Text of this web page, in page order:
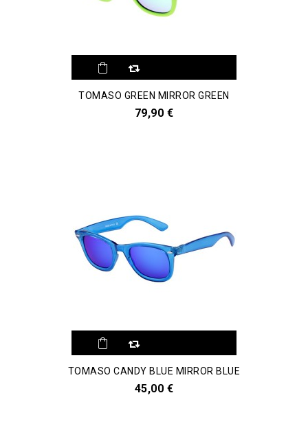
TOMASO GREEN MIRROR GREEN
79,90 €
TOMASO CANDY BLUE MIRROR BLUE
45,00 €